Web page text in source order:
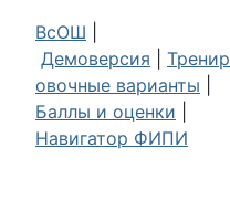
ВсОШ
Демоверсия
Тренир
овочные варианты
Баллы и оценки
Навигатор ФИПИ